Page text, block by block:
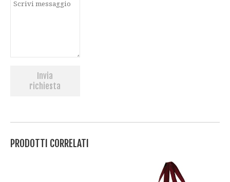
Invia
richiesta
PRODOTTI CORRELATI